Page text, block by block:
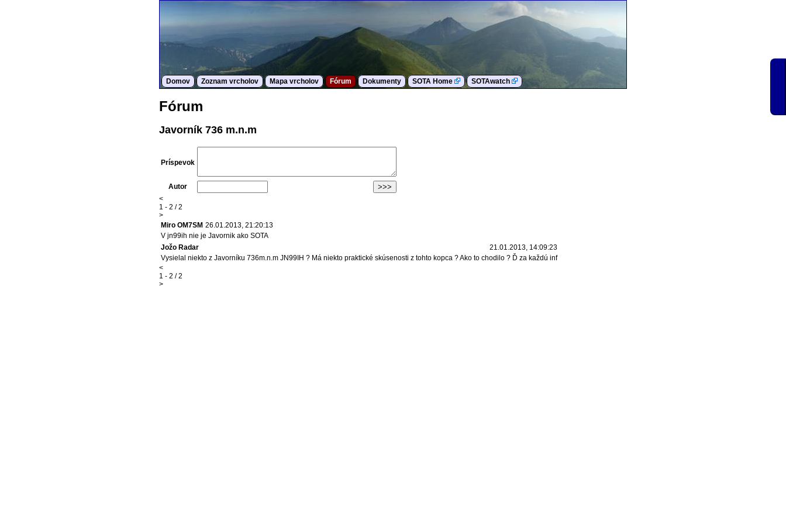
Domov Zoznam vrcholov Mapa vrcholov Fórum Dokumenty SOTA Home SOTAwatch
Fórum
Javorník 736 m.n.m
Príspevok
Autor
<
1 - 2 / 2
>
Miro OM7SM 26.01.2013, 21:20:13
V jn99ih nie je Javornik ako SOTA
Jožo Radar
21.01.2013, 14:09:23
Vysielal niekto z Javorníku 736m.n.m JN99IH ? Má niekto praktické skúsenosti z tohto kopca ? Ako to chodilo ? Ď za každú inf
<
1 - 2 / 2
>